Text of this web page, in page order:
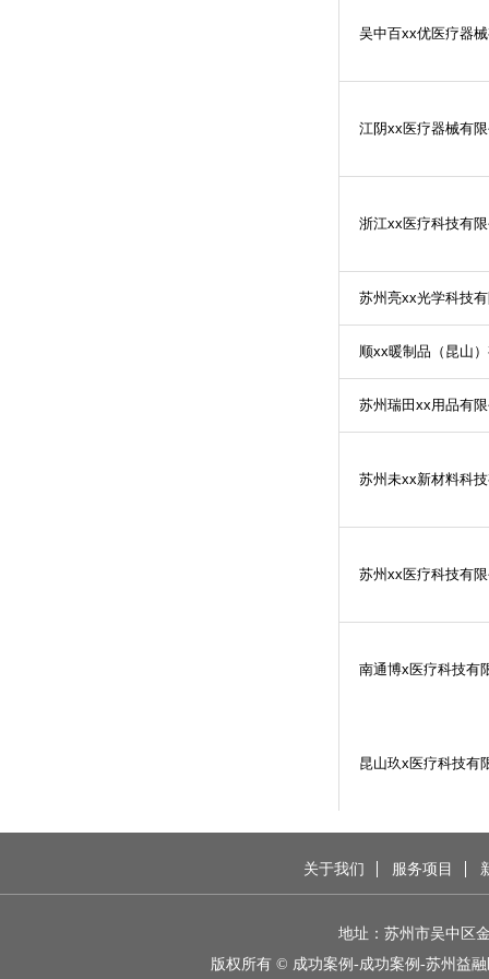
吴中百xx优医疗器
江阴xx医疗器械有
浙江xx医疗科技有
苏州亮xx光学科技
顺xx暖制品（昆山
苏州瑞田 xx用品有
苏州未xx新材料科
苏州 xx医疗科技有
南通博x医疗科技有
昆山玖x医疗科技有
关于我们 服务项目
地址：苏州市吴中区
版权所有 © 成功案例-成功案例-苏州益